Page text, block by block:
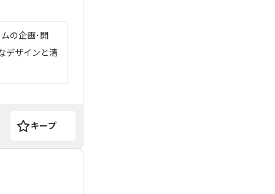
の企画･開
デザインと清
キープ